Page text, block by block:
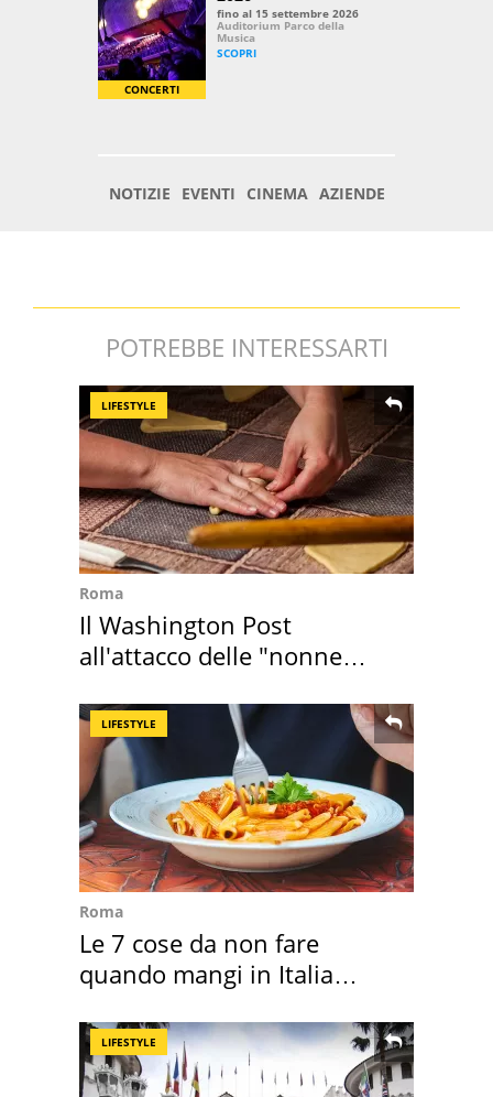
POTREBBE INTERESSARTI
LIFESTYLE
Roma
Il Washington Post
all'attacco delle "nonne
LIFESTYLE
Roma
Le 7 cose da non fare
quando mangi in Italia
LIFESTYLE